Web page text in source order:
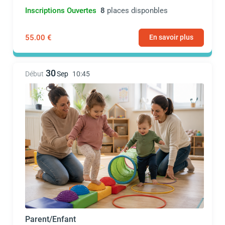
Inscriptions Ouvertes 8 places disponbles
55.00 € En savoir plus
Début 30Sep 10:45
Parent/Enfant